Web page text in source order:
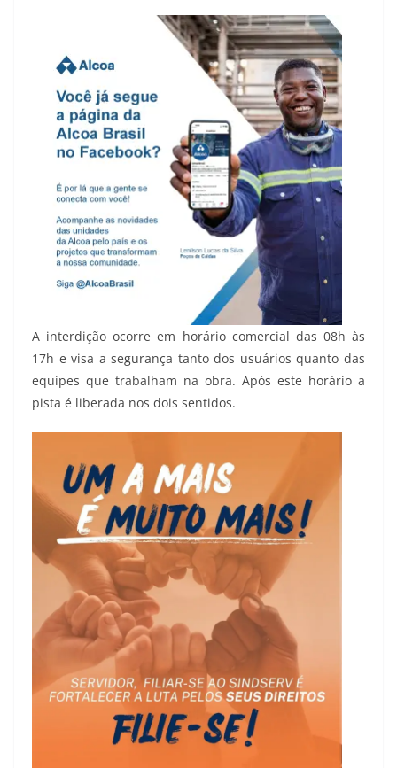
A interdição ocorre em horário comercial das 08h às
17h e visa a segurança tanto dos usuários quanto das
equipes que trabalham na obra. Após este horário a
pista é liberada nos dois sentidos.